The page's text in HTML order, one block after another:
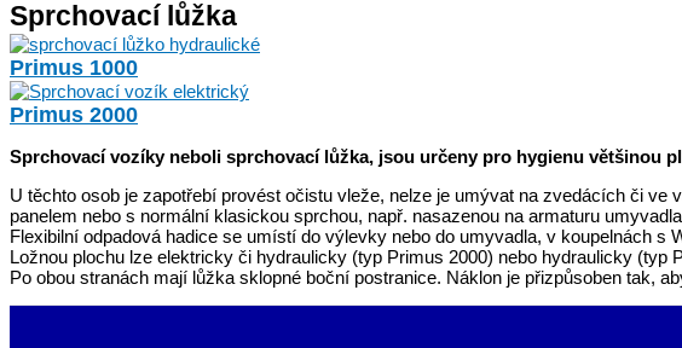
Sprchovací lůžka
Primus 1000
Primus 2000
Sprchovací vozíky neboli sprchovací lůžka, jsou určeny pro hygienu většinou
U těchto osob je zapotřebí provést očistu vleže, nelze je umývat na zvedácích či
panelem nebo s normální klasickou sprchou, např. nasazenou na armaturu
Flexibilní odpadová hadice se umístí do výlevky nebo do umyvadla, v koupelnách s
Ložnou plochu lze elektricky či hydraulicky (typ Primus 2000) nebo hydraulicky
Po obou stranách mají lůžka sklopné boční postranice. Náklon je přizpůsoben tak,